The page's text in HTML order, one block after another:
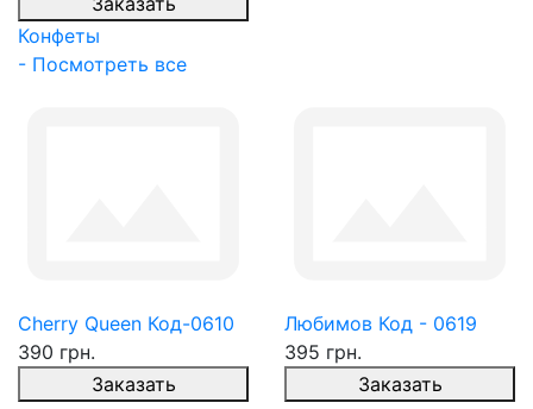
Конфеты
- Посмотреть все
Cherry Queen Код-0610
390 грн.
Заказать
Любимов Код - 0619
395 грн.
Заказать